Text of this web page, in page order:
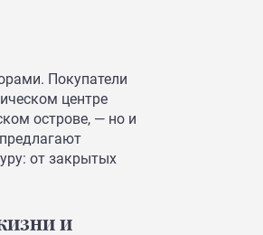
Покупатели
центре
острове, — но и
от закрытых
и